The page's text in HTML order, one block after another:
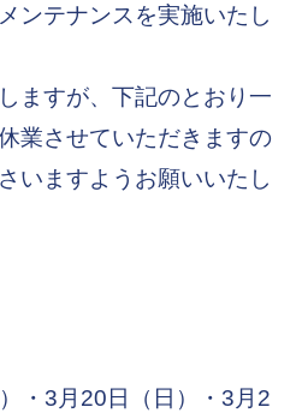
ンテナンスを実施いたし
ますが、下記のとおり一
業させていただきますの
いますようお願いいたし
・3月20日（日）・3月2